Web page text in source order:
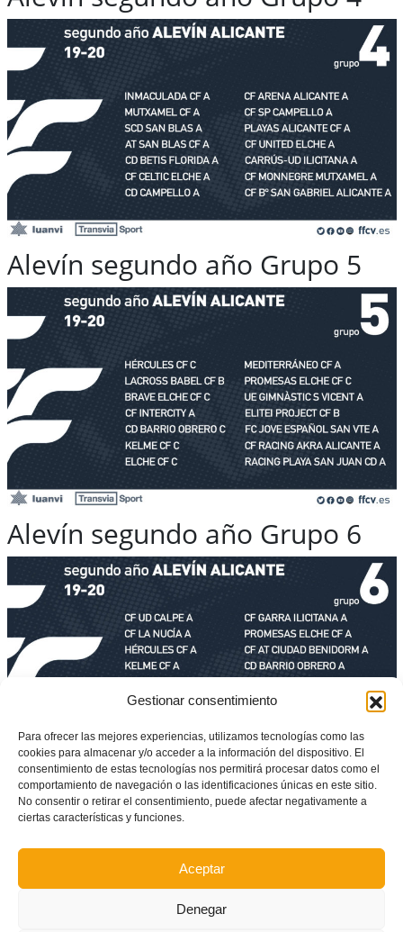
Gestionar consentimiento
Para ofrecer las mejores experiencias, utilizamos tecnologías como las
cookies para almacenar y/o acceder a la información del dispositivo. El
consentimiento de estas tecnologías nos permitirá procesar datos como el
comportamiento de navegación o las identificaciones únicas en este sitio.
No consentir o retirar el consentimiento, puede afectar negativamente a
ciertas características y funciones.
Aceptar
Denegar
Alevín segundo año Grupo 5
Alevín segundo año Grupo 6
Alevín segundo año Grupo 7